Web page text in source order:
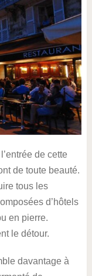
de cette
de toute beauté.
tous les
d’hôtels
en pierre.
le détour.
davantage à